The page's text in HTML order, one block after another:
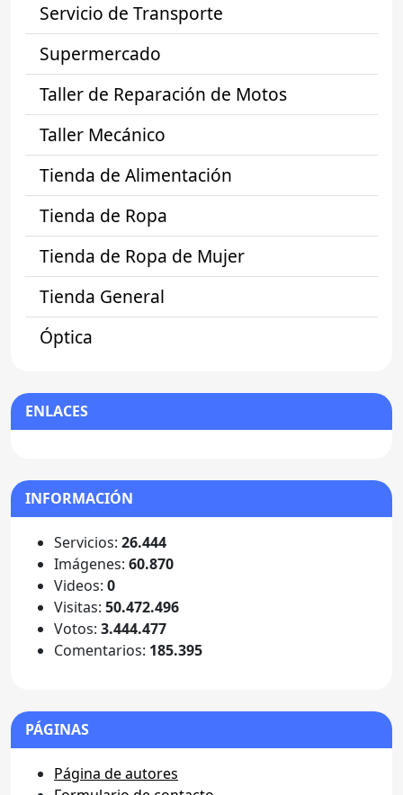
Servicio de Transporte
Supermercado
Taller de Reparación de Motos
Taller Mecánico
Tienda de Alimentación
Tienda de Ropa
Tienda de Ropa de Mujer
Tienda General
Óptica
ENLACES
INFORMACIÓN
Servicios: 26.444
Imágenes: 60.870
Videos: 0
Visitas: 50.472.496
Votos: 3.444.477
Comentarios: 185.395
PÁGINAS
Página de autores